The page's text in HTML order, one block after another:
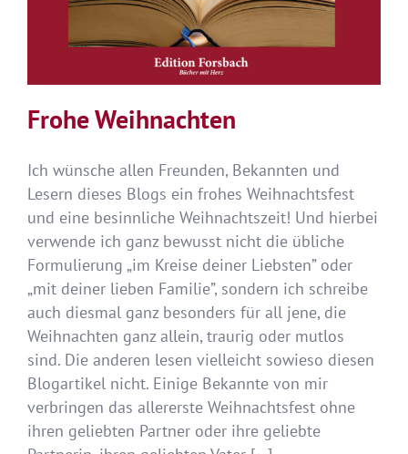
Frohe Weihnachten
Ich wünsche allen Freunden, Bekannten und
Lesern dieses Blogs ein frohes Weihnachtsfest
und eine besinnliche Weihnachtszeit! Und hierbei
verwende ich ganz bewusst nicht die übliche
Formulierung „im Kreise deiner Liebsten” oder
„mit deiner lieben Familie”, sondern ich schreibe
auch diesmal ganz besonders für all jene, die
Weihnachten ganz allein, traurig oder mutlos
sind. Die anderen lesen vielleicht sowieso diesen
Blogartikel nicht. Einige Bekannte von mir
verbringen das allererste Weihnachtsfest ohne
ihren geliebten Partner oder ihre geliebte